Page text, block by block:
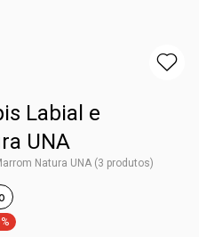
Labial e
UNA
Natura UNA (3 produtos)
feminino
-30%